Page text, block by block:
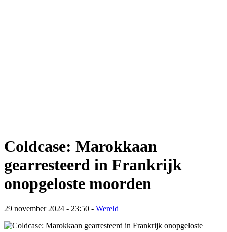
Coldcase: Marokkaan
gearresteerd in Frankrijk
onopgeloste moorden
29 november 2024 - 23:50 - Wereld